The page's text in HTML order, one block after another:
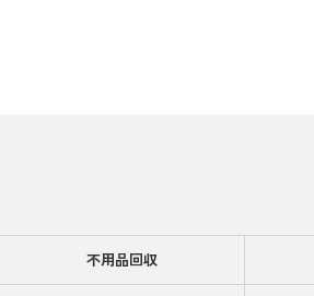
不用品回収